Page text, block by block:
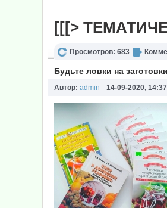
[[[>
Просмотров: 683
Будьте ловки на
Автор: admin 14-09-2020, 14:37